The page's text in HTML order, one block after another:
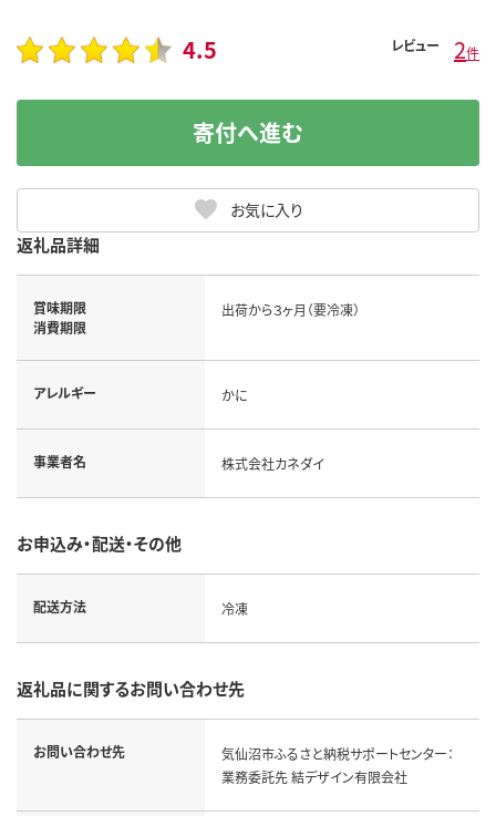
4.5 レビュー 2件
お気に入り
寄付へ進む
返礼品詳細
賞味期限
消費期限
出荷から３ヶ月（要冷凍）
アレルギー かに
事業者名 株式会社カネダイ
お申込み・配送・その他
配送方法 冷凍
返礼品に関するお問い合わせ先
お問い合わせ先
気仙沼市ふるさと納税サポートセンター：
業務委託先 結デザイン有限会社